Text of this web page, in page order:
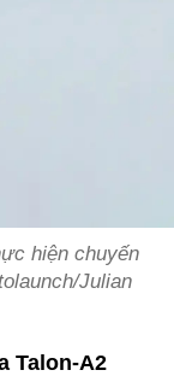
hiện chuyến
Julian
Talon-A2